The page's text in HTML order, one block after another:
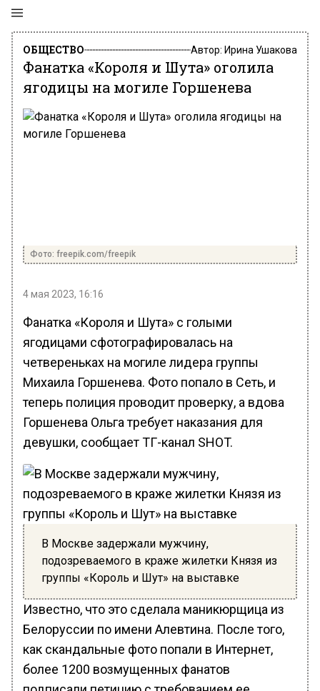
ОБЩЕСТВО Автор: Ирина Ушакова
Фанатка «Короля и Шута» оголила
ягодицы на могиле Горшенева
Фото: freepik.com/freepik
4 мая 2023, 16:16
Фанатка «Короля и Шута» с голыми
ягодицами сфотографировалась на
четвереньках на могиле лидера группы
Михаила Горшенева. Фото попало в Сеть, и
теперь полиция проводит проверку, а вдова
Горшенева Ольга требует наказания для
девушки, сообщает ТГ-канал SHOT.
В Москве задержали мужчину,
подозреваемого в краже жилетки Князя из
группы «Король и Шут» на выставке
Известно, что это сделала маникюрщица из
Белоруссии по имени Алевтина. После того,
как скандальные фото попали в Интернет,
более 1200 возмущенных фанатов